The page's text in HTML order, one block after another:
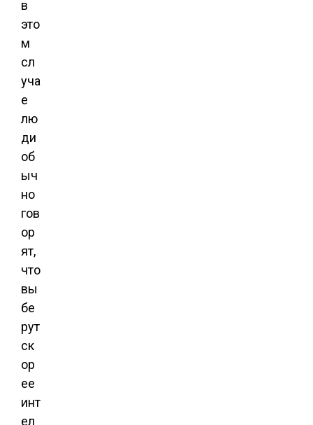
в
это
м
сл
уча
е
лю
ди
об
ыч
но
гов
ор
ят,
что
вы
бе
рут
ск
ор
ее
инт
ел